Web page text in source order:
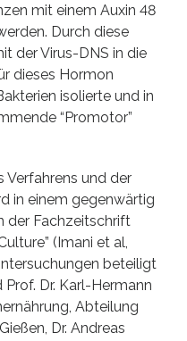
mit einem Auxin 48
Durch diese
der Virus-DNS in die
dieses Hormon
isolierte und in
“Promotor”
Verfahrens und der
in einem gegenwärtig
der Fachzeitschrift
(Imani et al,
beteiligt
Dr. Karl-Hermann
Abteilung
Dr. Andreas